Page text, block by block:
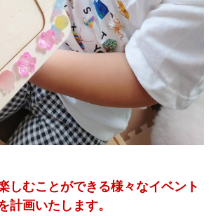
しむことができる様々なイベント
計画いたします。